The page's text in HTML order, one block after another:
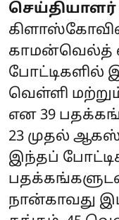
செய்தியாளர்
காமன்வெல்த்
போட்டிகளில்
வெள்ளி
என 39
23 முதல்
இந்தப்
நான்காவது